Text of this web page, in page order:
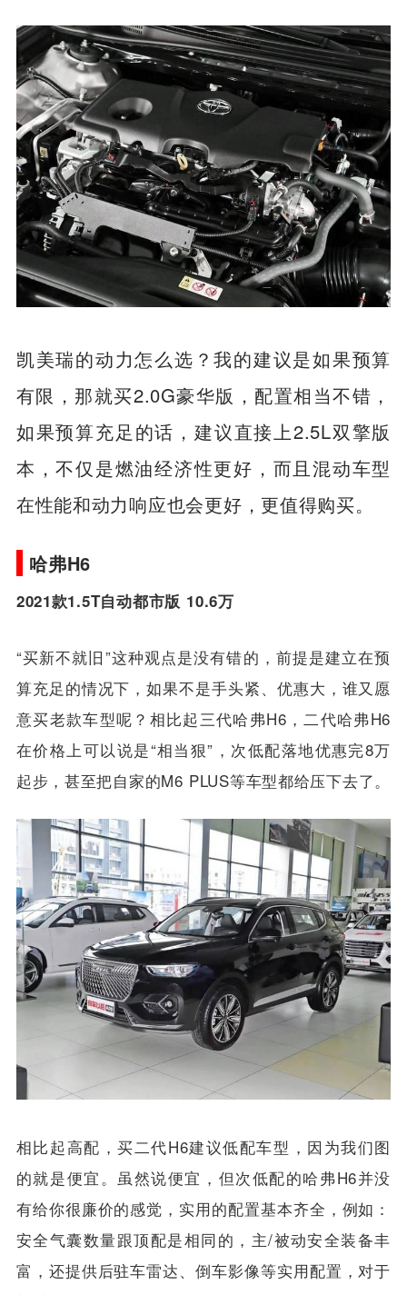
完全没有问题的，但是像我这种开过4.0T 双
涡轮V8的男人来说，还是差点意思吧~
凯美瑞的动力怎么选？我的建议是如果预算
有限，那就买2.0G豪华版，配置相当不错，
如果预算充足的话，建议直接上2.5L双擎版
在性能和动力响应也会更好，更值得购买。
2021款1.5T自动都市版 10.6万
“买新不就旧”这种观点是没有错的，前提是建立在预
算充足的情况下，如果不是手头紧、优惠大，谁又愿
意买老款车型呢？相比起三代哈弗H6，二代哈弗H6
在价格上可以说是“相当狠”，次低配落地优惠完8万
起步，甚至把自家的M6 PLUS等车型都给压下去了。
相比起高配，买二代H6建议低配车型，因为我们图
的就是便宜。虽然说便宜，但次低配的哈弗H6并没
有给你很廉价的感觉，实用的配置基本齐全，例如：